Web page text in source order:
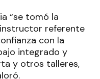
“se tomó la
referente
con la
integrado y
y otros talleres,